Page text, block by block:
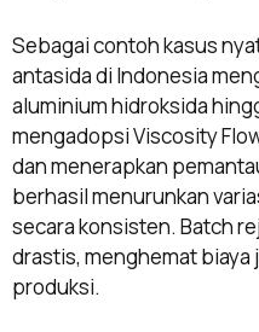
Sebagai contoh kasus
antasida di Indonesia
aluminium hidroksida
mengadopsi Viscosity
dan menerapkan
berhasil menurunkan
secara konsisten. Batch
drastis, menghemat
produksi.